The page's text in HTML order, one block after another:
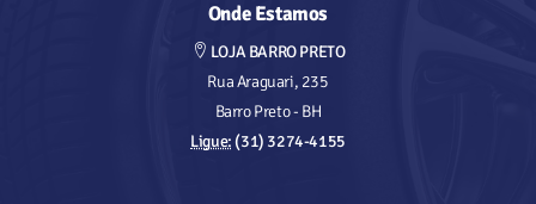
Onde Estamos
LOJA BARRO PRETO
Rua Araguari, 235
Barro Preto - BH
Ligue:(31) 3274-4155